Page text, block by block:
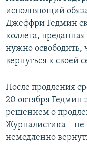
исполняющий
Джеффри Гедмин
коллега,
нужно освободить,
вернуться к своей
После продления
20 октября
решением о
Журналистика – не
немедленно